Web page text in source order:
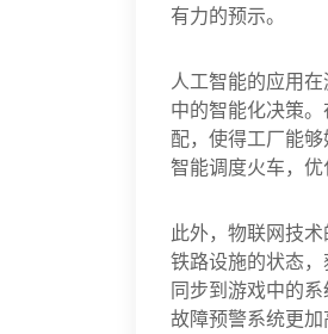
有力的预示。
人工智能的应用
中的智能化决策
配，使得工厂能
智能调度火车，优
此外，物联网技
铁路设施的状态
同步到游戏中的
故障预警系统更